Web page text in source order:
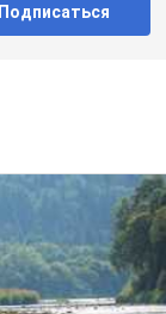
Подписаться